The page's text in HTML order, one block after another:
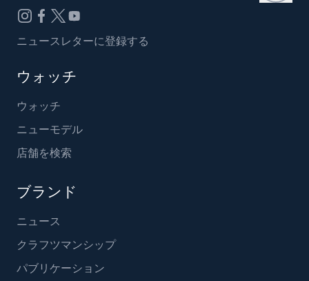
ニュースレターに登録する
ウォッチ
ウォッチ
ニューモデル
店舗を検索
ブランド
ニュース
クラフツマンシップ
パブリケーション